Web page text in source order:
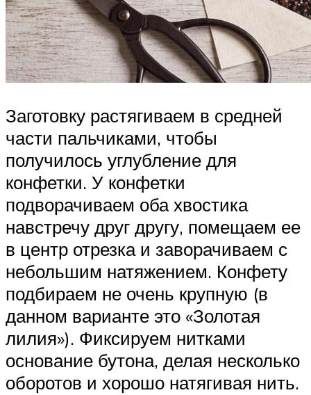
Заготовку растягиваем в средней
части пальчиками, чтобы
получилось углубление для
конфетки. У конфетки
подворачиваем оба хвостика
навстречу друг другу, помещаем ее
в центр отрезка и заворачиваем с
небольшим натяжением. Конфету
подбираем не очень крупную (в
данном варианте это «Золотая
лилия»). Фиксируем нитками
основание бутона, делая несколько
оборотов и хорошо натягивая нить.